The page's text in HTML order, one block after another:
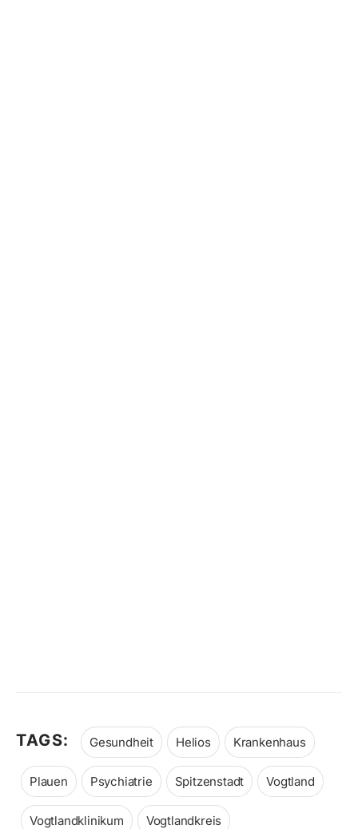
TAGS: Gesundheit Helios Krankenhaus
Plauen Psychiatrie Spitzenstadt Vogtland
Vogtlandklinikum Vogtlandkreis